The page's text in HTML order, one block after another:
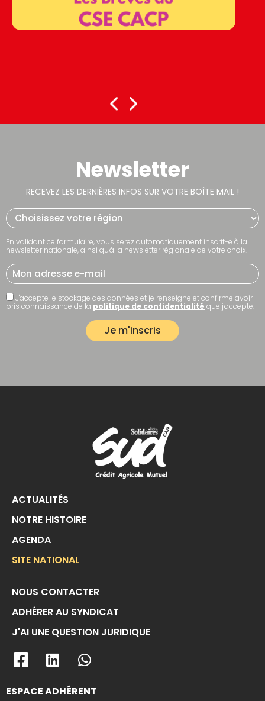
Newsletter
RECEVEZ LES DERNIÈRES INFOS SUR VOTRE BOÎTE MAIL !
En validant ce formulaire, vous serez automatiquement inscrit-e à la
newsletter nationale, ainsi qu'à la newsletter régionale de votre choix.
J'accepte le stockage des données et je renseigne et confirme avoir
pris connaissance de la politique de confidentialité que j'accepte.
ACTUALITÉS
NOTRE HISTOIRE
AGENDA
SITE NATIONAL
NOUS CONTACTER
ADHÉRER AU SYNDICAT
J'AI UNE QUESTION JURIDIQUE
ESPACE ADHÉRENT